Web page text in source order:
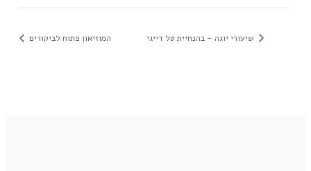
שיעורי יוגה – בהנחיית טל דייגי המוזיאון פתוח לביקורים